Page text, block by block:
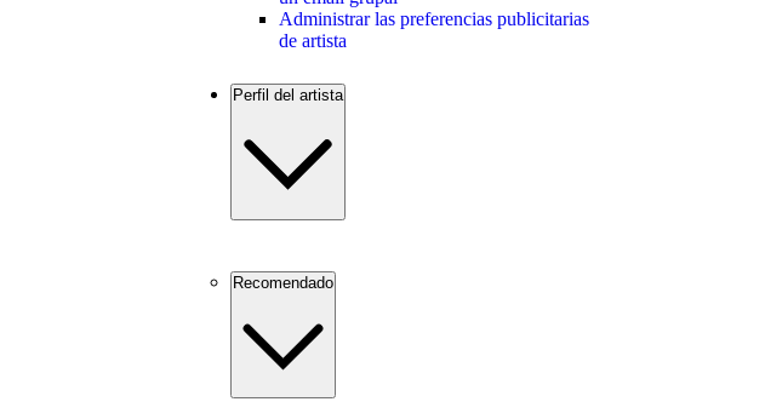
Administrar las preferencias publicitarias
de artista
Perfil del artista
Recomendado